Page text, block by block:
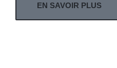
EN SAVOIR PLUS